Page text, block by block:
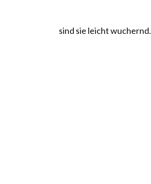
sind sie leicht wuchernd.